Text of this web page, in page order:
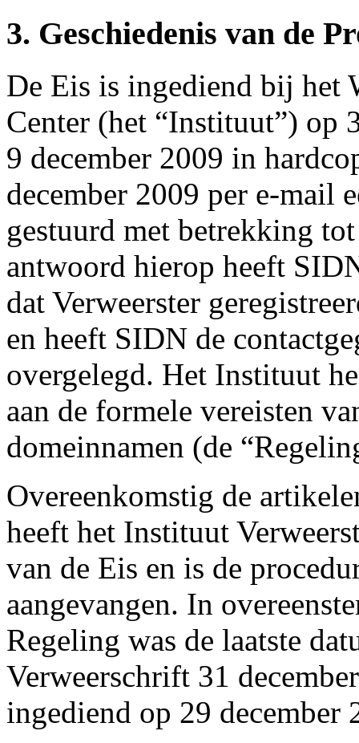
3. Geschiedenis van de
De Eis is ingediend bij
Center (het “Instituut”) op
9 december 2009 in
december 2009 per e-mail
gestuurd met betrekking
antwoord hierop heeft
dat Verweerster
en heeft SIDN de
overgelegd. Het Instituut
aan de formele vereisten
domeinnamen (de
Overeenkomstig de
heeft het Instituut
van de Eis en is de
aangevangen. In
Regeling was de laatste
Verweerschrift 31
ingediend op 29 december